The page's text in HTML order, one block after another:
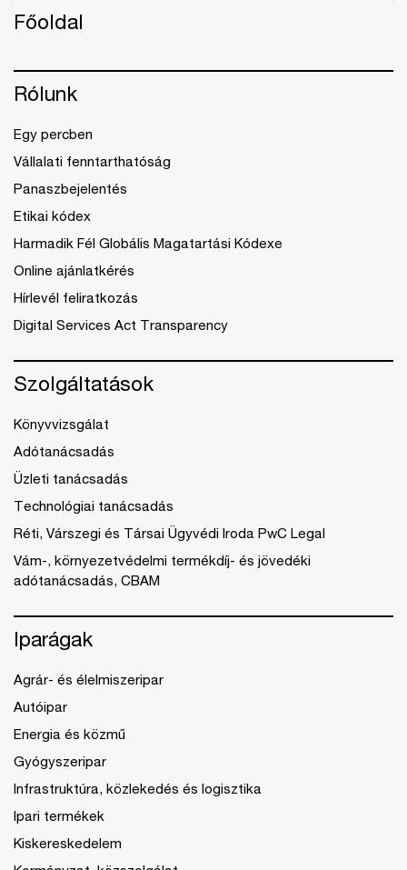
Főoldal
Rólunk
Egy percben
Vállalati fenntarthatóság
Panaszbejelentés
Etikai kódex
Harmadik Fél Globális Magatartási Kódexe
Online ajánlatkérés
Hírlevél feliratkozás
Digital Services Act Transparency
Szolgáltatások
Könyvvizsgálat
Adótanácsadás
Üzleti tanácsadás
Technológiai tanácsadás
Réti, Várszegi és Társai Ügyvédi Iroda PwC Legal
Vám-, környezetvédelmi termékdíj- és jövedéki
adótanácsadás, CBAM
Iparágak
Agrár- és élelmiszeripar
Autóipar
Energia és közmű
Gyógyszeripar
Infrastruktúra, közlekedés és logisztika
Ipari termékek
Kiskereskedelem